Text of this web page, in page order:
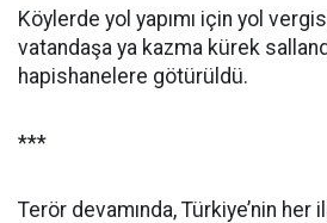
Köylerde yol yapımı için yol
vatandaşa ya kazma kürek
hapishanelere götürüldü.
***
Terör devamında, Türkiye’nin her